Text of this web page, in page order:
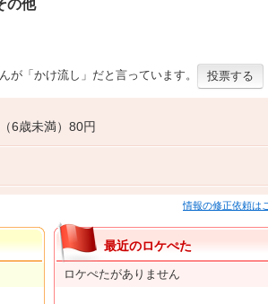
の他
が「かけ流し」だと言っています。 投票する
6歳未満）80円
情報の修正依頼は
最近のロケぺた
ロケぺたがありません